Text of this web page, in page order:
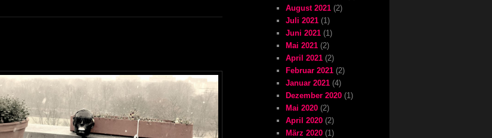
August 2021 (2)
Juli 2021 (1)
Juni 2021 (1)
Mai 2021 (2)
April 2021 (2)
Februar 2021 (2)
Januar 2021 (4)
Dezember 2020 (1)
Mai 2020 (2)
April 2020 (2)
März 2020 (1)